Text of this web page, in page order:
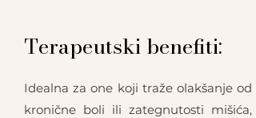
Terapeutski benefiti:
Idealna za one koji traže olakšanje od
kronične boli ili zategnutosti mišića,